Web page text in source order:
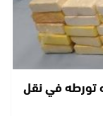
تورطه في نقل